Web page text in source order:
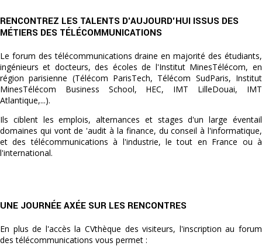
RENCONTREZ LES TALENTS D'AUJOURD'HUI ISSUS DES
MÉTIERS DES TÉLÉCOMMUNICATIONS
Le forum des télécommunications draine en majorité des étudiants,
ingénieurs et docteurs, des écoles de l'Institut MinesTélécom, en
région parisienne (Télécom ParisTech, Télécom SudParis, Institut
MinesTélécom Business School, HEC, IMT LilleDouai, IMT
Atlantique,...).
Ils ciblent les emplois, alternances et stages d'un large éventail
domaines qui vont de 'audit à la finance, du conseil à l'informatique,
et des télécommunications à l'industrie, le tout en France ou à
l'international.
UNE JOURNÉE AXÉE SUR LES RENCONTRES
En plus de l'accès la CVthèque des visiteurs, l'inscription au forum
des télécommunications vous permet :